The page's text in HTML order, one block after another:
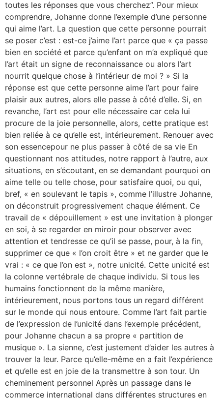
toutes les réponses que vous cherchez”. Pour mieux
comprendre, Johanne donne l’exemple d’une personne
qui aime l’art. La question que cette personne pourrait
se poser c’est : est-ce j’aime l’art parce que « ça passe
bien en société et parce qu’enfant on m’a expliqué que
l’art était un signe de reconnaissance ou alors l’art
nourrit quelque chose à l’intérieur de moi ? » Si la
réponse est que cette personne aime l’art pour faire
plaisir aux autres, alors elle passe à côté d’elle. Si, en
revanche, l’art est pour elle nécessaire car cela lui
procure de la joie personnelle, alors, cette pratique est
bien reliée à ce qu’elle est, intérieurement. Renouer avec
son essencepour ne plus passer à côté de sa vie En
questionnant nos attitudes, notre rapport à l’autre, aux
situations, en s’écoutant, en se demandant pourquoi on
aime telle ou telle chose, pour satisfaire quoi, ou qui,
bref, « en soulevant le tapis », comme l’illustre Johanne,
on déconstruit progressivement chaque élément. Ce
travail de « dépouillement » est une invitation à plonger
en soi, à se regarder en miroir pour observer avec
attention et tendresse ce qu’il se passe, pour, à la fin,
supprimer ce que « l’on croit être » et ne garder que le
vrai : « ce que l’on est », notre unicité. Cette unicité est
la colonne vertébrale de chaque individu. Si tous les
humains fonctionnent de la même manière,
intérieurement, nous portons tous un regard différent
sur le monde qui nous entoure. Comme l’art fait partie
de l’expression de l’unicité dans l’exemple précédent,
pour Johanne chacun a sa propre « partition de
musique ». La sienne, c’est justement d’aider les autres à
trouver la leur. Parce qu’elle-même en a fait l’expérience
et qu’elle est en joie de la transmettre à son tour. Un
cheminement personnel Après un passage dans le
commerce international dans différentes structures en